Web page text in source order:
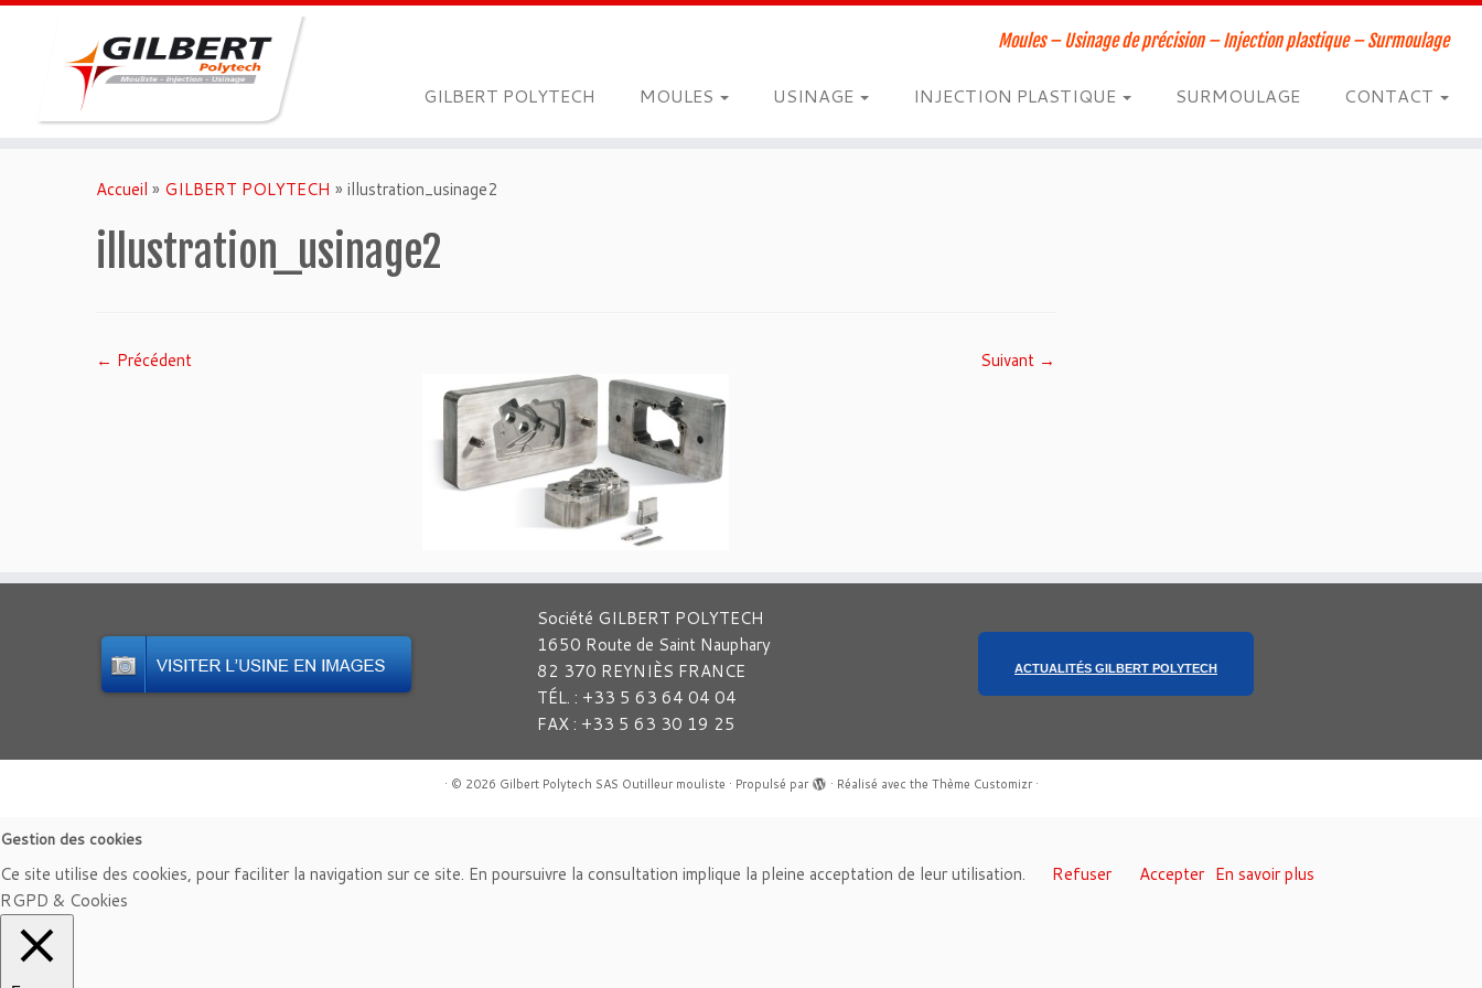
Moules – Usinage de précision – Injection plastique – Surmoulage
GILBERT POLYTECH MOULES USINAGE INJECTION PLASTIQUE SURMOULAGE CONTACT
Accueil » GILBERT POLYTECH » illustration_usinage2
illustration_usinage2
← Précédent Suivant →
Société GILBERT POLYTECH
1650 Route de Saint Nauphary
82 370 REYNIÈS FRANCE
TÉL. : +33 5 63 64 04 04
FAX : +33 5 63 30 19 25
ACTUALITÉS GILBERT POLYTECH
· © 2026 Gilbert Polytech SAS Outilleur mouliste · Propulsé par · Réalisé avec the Thème Customizr·
Gestion des cookies
Ce site utilise des cookies, pour faciliter la navigation sur ce site. En poursuivre la consultation implique la pleine acceptation de leur utilisation. Refuser Accepter En savoir plus
RGPD & Cookies